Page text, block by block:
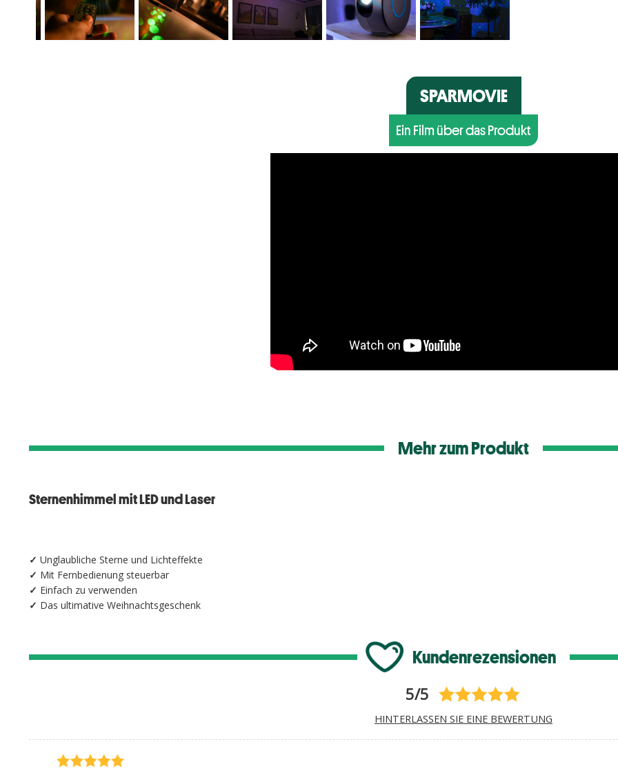
SPARMOVIE
Ein Film über das Produkt
Mehr zum Produkt
Sternenhimmel mit LED und Laser
✓ Unglaubliche Sterne und Lichteffekte
✓ Mit Fernbedienung steuerbar
✓ Einfach zu verwenden
✓ Das ultimative Weihnachtsgeschenk
Kundenrezensionen
5/5
HINTERLASSEN SIE EINE BEWERTUNG